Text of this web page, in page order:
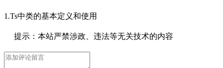
1.Ts中类的基本定义和使用
提示：本站严禁涉政、违法等无关技术的内容